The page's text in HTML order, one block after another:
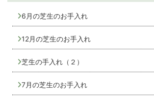
6月の芝生のお手入れ
12月の芝生のお手入れ
芝生の手入れ（２）
7月の芝生のお手入れ